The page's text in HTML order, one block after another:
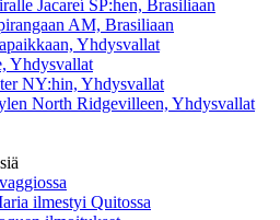
Jacareí SP:hen, Brasiliaan
AM, Brasiliaan
Yhdysvallat
Yhdysvallat
NY:hin, Yhdysvallat
North Ridgevilleen, Yhdysvallat
ilmestyi Quitossa